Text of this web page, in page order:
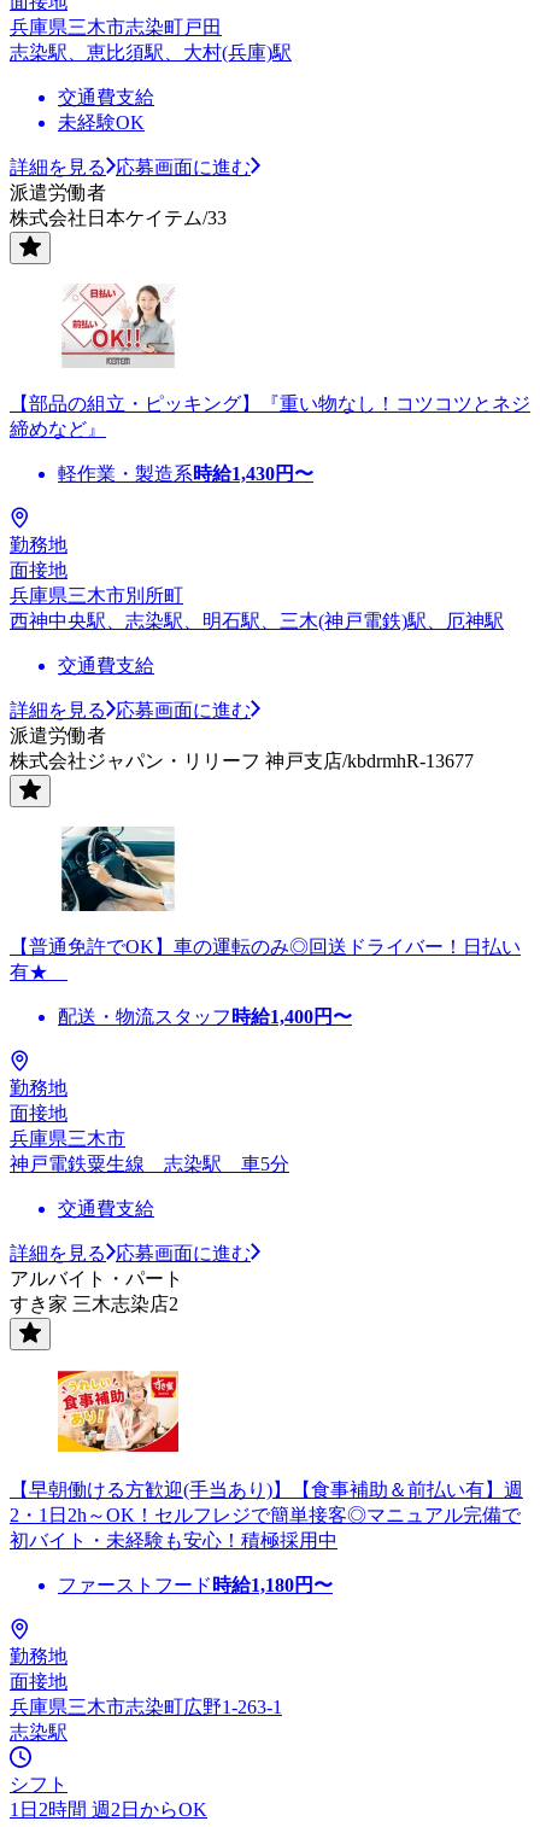
兵庫県三木市志染町戸田
志染駅、恵比須駅、大村(兵庫)駅
交通費支給
未経験OK
詳細を見る
応募画面に進む
派遣労働者
株式会社日本ケイテム/33
【部品の組立・ピッキング】『重い物なし！コツコツとネジ
締めなど』
軽作業・製造系時給1,430円〜
勤務地
面接地
兵庫県三木市別所町
西神中央駅、志染駅、明石駅、三木(神戸電鉄)駅、厄神駅
交通費支給
詳細を見る
応募画面に進む
派遣労働者
株式会社ジャパン・リリーフ 神戸支店/kbdrmhR-13677
【普通免許でOK】車の運転のみ◎回送ドライバー！日払い
有★
配送・物流スタッフ 時給1,400円〜
勤務地
面接地
兵庫県三木市
神戸電鉄粟生線 志染駅 車5分
交通費支給
詳細を見る
応募画面に進む
アルバイト・パート
すき家 三木志染店2
【早朝働ける方歓迎(手当あり)】【食事補助＆前払い有】週
2・1日2h～OK！セルフレジで簡単接客◎マニュアル完備で
初バイト・未経験も安心！積極採用中
ファーストフード 時給1,180円〜
勤務地
面接地
兵庫県三木市志染町広野1-263-1
志染駅
シフト
1日2時間 週2日からOK